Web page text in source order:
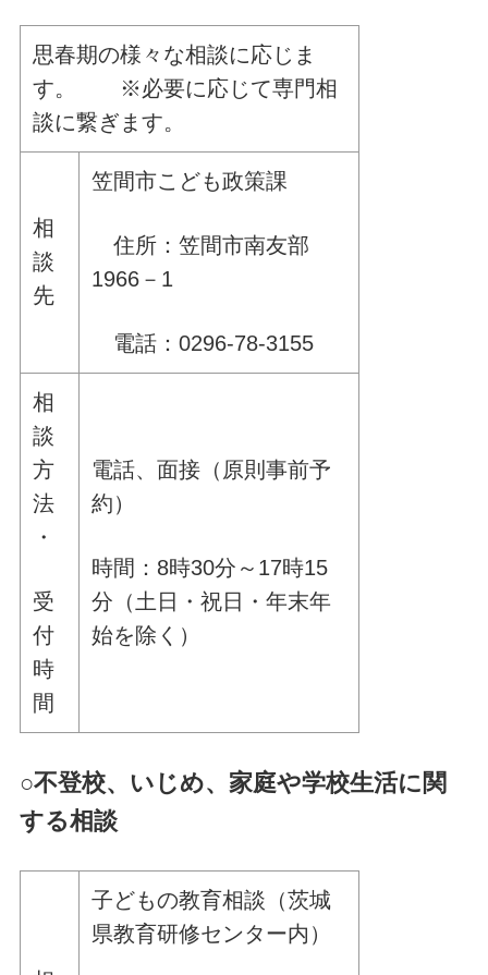
思春期の様々な相談に応じま
す。 ※必要に応じて専門相
談に繋ぎます。
相
談
先
笠間市こども政策課
住所：笠間市南友部
1966－1
電話：0296-78-3155
相
談
方
法
・
受
付
時
間
電話、面接（原則事前予
約）
時間：8時30分～17時15
分（土日・祝日・年末年
始を除く）
○不登校、いじめ、家庭や学校生活に関
する相談
子どもの教育相談（茨城
県教育研修センター内）